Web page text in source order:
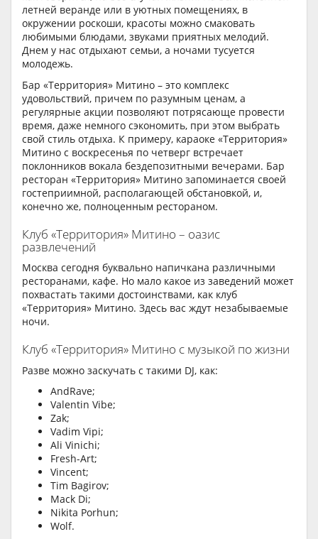
летней веранде или в уютных помещениях, в
окружении роскоши, красоты можно смаковать
любимыми блюдами, звуками приятных мелодий.
Днем у нас отдыхают семьи, а ночами тусуется
молодежь.
Бар «Территория» Митино – это комплекс
удовольствий, причем по разумным ценам, а
регулярные акции позволяют потрясающе провести
время, даже немного сэкономить, при этом выбрать
свой стиль отдыха. К примеру, караоке «Территория»
Митино с воскресенья по четверг встречает
поклонников вокала бездепозитными вечерами. Бар
ресторан «Территория» Митино запоминается своей
гостеприимной, располагающей обстановкой, и,
конечно же, полноценным рестораном.
Клуб «Территория» Митино – оазис
развлечений
Москва сегодня буквально напичкана различными
ресторанами, кафе. Но мало какое из заведений может
похвастать такими достоинствами, как клуб
«Территория» Митино. Здесь вас ждут незабываемые
ночи.
Клуб «Территория» Митино с музыкой по жизни
Разве можно заскучать с такими DJ, как:
AndRave;
Valentin Vibe;
Zak;
Vadim Vipi;
Ali Vinichi;
Fresh-Art;
Vincent;
Tim Bagirov;
Mack Di;
Nikita Porhun;
Wolf.